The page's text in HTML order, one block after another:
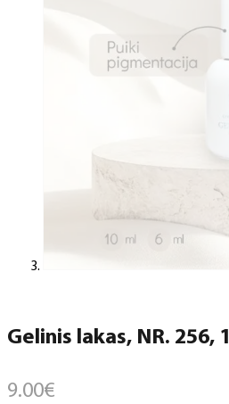
Gelinis lakas, NR. 256,
9.00€